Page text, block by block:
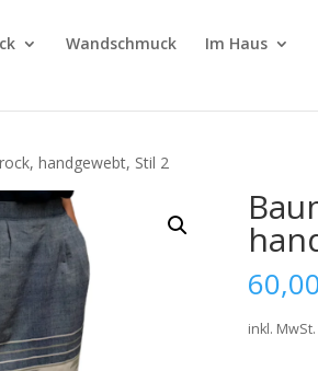
Wandschmuck Im Haus
handgewebt, Stil 2
inkl. MwSt.